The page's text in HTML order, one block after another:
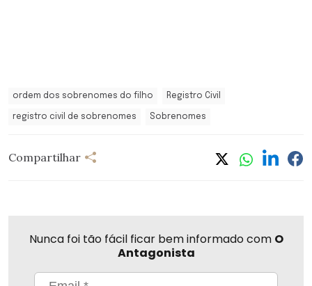
ordem dos sobrenomes do filho Registro Civil
registro civil de sobrenomes Sobrenomes
Compartilhar
Nunca foi tão fácil ficar bem informado com O
Antagonista